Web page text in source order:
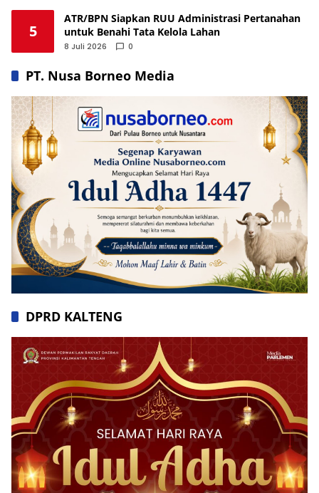
5
ATR/BPN Siapkan RUU Administrasi Pertanahan
untuk Benahi Tata Kelola Lahan
8 Juli 2026 0
PT. Nusa Borneo Media
DPRD KALTENG